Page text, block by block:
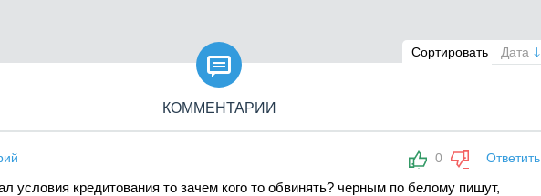
Сортировать Дата

КОММЕНТАРИИ
0 Ответить
условия кредитования то зачем кого то обвинять? черным по белому пишут,